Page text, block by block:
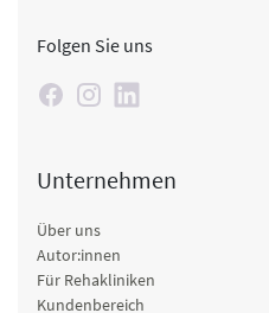
Folgen Sie uns
Unternehmen
Über uns
Autor:innen
Für Rehakliniken
Kundenbereich